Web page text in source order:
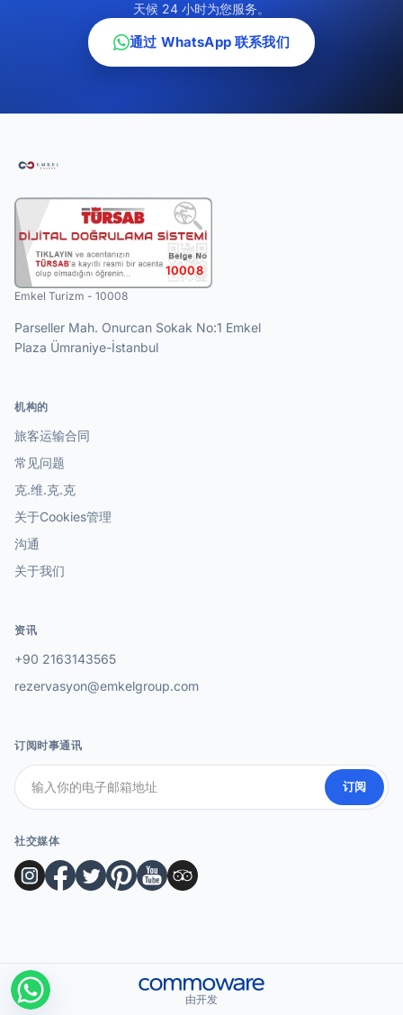
天候 24 小时为您服务。
通过 WhatsApp 联系我们
10008
Emkel Turizm - 10008
Parseller Mah. Onurcan Sokak No:1 Emkel
Plaza Ümraniye-İstanbul
机构的
旅客运输合同
常见问题
克.维.克.克
关于Cookies管理
沟通
关于我们
资讯
+90 2163143565
rezervasyon@emkelgroup.com
订阅时事通讯
订阅
社交媒体
由开发